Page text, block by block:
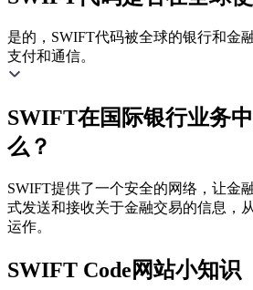
是的，SWIFT代码被全球的银行和金
支付和通信。
SWIFT在国际银行业务
么？
SWIFT提供了一个安全的网络，让金
式发送和接收关于金融交易的信息，
运作。
SWIFT Code网站小知识